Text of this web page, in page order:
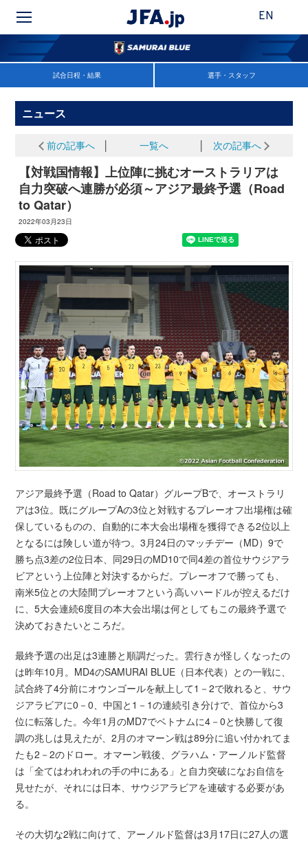
EN
試合日程・結果 選手・スタッフ
ニュース
前の記事へ 一覧へ 次の記事へ
【対戦国情報】上位陣に挑むオーストラリアは
自力突破へ連勝が必須～アジア最終予選（Road
to Qatar）
2022年03月23日
アジア最終予選（Road to Qatar）グループBで、オーストラリ
アは3位。既にグループAの3位と対戦するプレーオフ出場権は確
保しているものの、自動的に本大会出場権を獲得できる2位以上
となるには険しい道が待つ。3月24日のマッチデー（MD）9で
勝ち点3差の2位日本、同29日のMD10で同4差の首位サウジアラ
ビアという上位陣と対決するからだ。プレーオフで勝っても、
南米5位との大陸間プレーオフという高いハードルが控えるだけ
に、5大会連続6度目の本大会出場は何としてもこの最終予選で
決めておきたいところだ。
最終予選の出足は3連勝と順調だった。雲行きが怪しくなったの
は昨年10月。MD4のSAMURAI BLUE（日本代表）との一戦に、
試合終了4分前にオウンゴールを献上して1－2で敗れると、サウ
ジアラビアに0－0、中国と1－1の連続引き分けで、首位から3
位に転落した。今年1月のMD7でベトナムに4－0と快勝して復
調の兆しは見えたが、2月のオマーン戦は89分に追い付かれてま
たも2－2のドロー。オマーン戦後、グラハム・アーノルド監督
は「全てはわれわれの手の中にある」と自力突破になお自信を
見せたが、それには日本、サウジアラビアを連破する必要があ
る。
その大切な2戦に向けて、アーノルド監督は3月17日に27人の選